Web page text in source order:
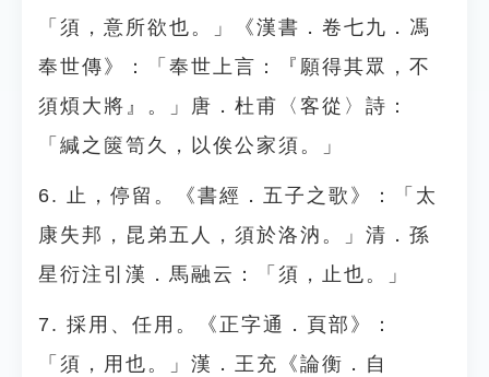
「須，意所欲也。」《漢書．卷七九．馮
奉世傳》：「奉世上言：『願得其眾，不
須煩大將』。」唐．杜甫〈客從〉詩：
「緘之篋笥久，以俟公家須。」
6. 止，停留。《書經．五子之歌》：「太
康失邦，昆弟五人，須於洛汭。」清．孫
星衍注引漢．馬融云：「須，止也。」
7. 採用、任用。《正字通．頁部》：
「須，用也。」漢．王充《論衡．自